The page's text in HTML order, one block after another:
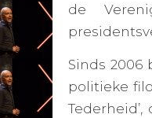
de
Sinds 2006
politieke